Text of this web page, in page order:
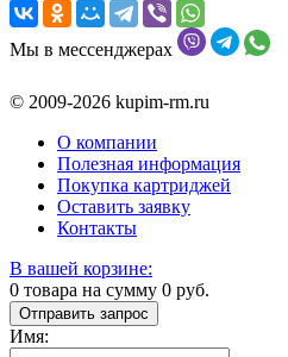
Мы в мессенджерах
© 2009-2026 kupim-rm.ru
О компании
Полезная информация
Покупка картриджей
Оставить заявку
Контакты
В вашей корзине:
0 товара на сумму 0 руб.
Отправить запрос
Имя: